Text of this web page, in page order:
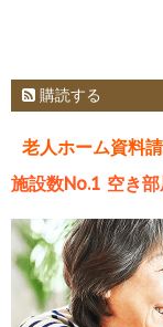
購読する
老人ホーム資料
施設数No.1 空き